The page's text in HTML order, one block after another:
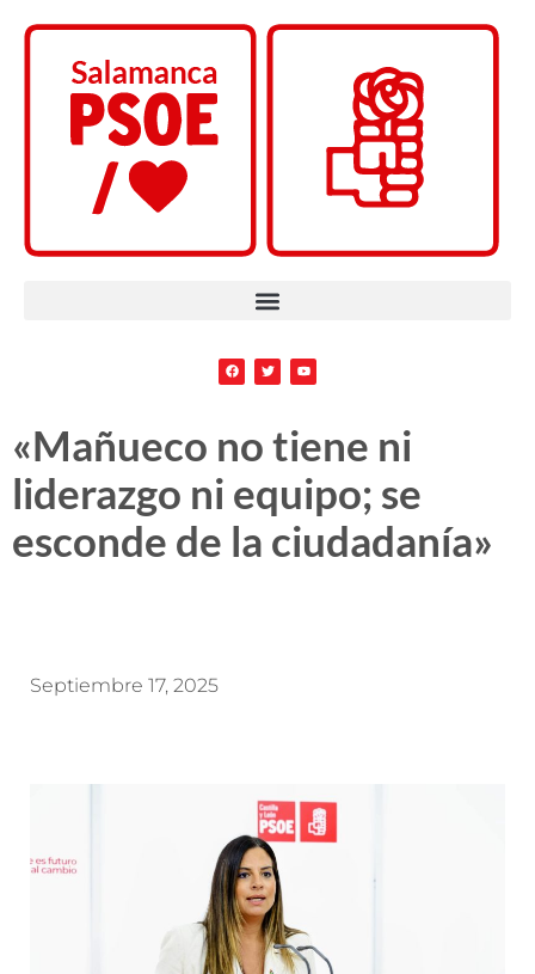
«Mañueco no tiene ni
liderazgo ni equipo; se
esconde de la ciudadanía»
Septiembre 17, 2025